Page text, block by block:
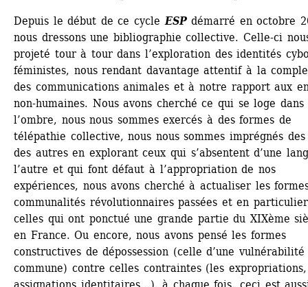
Depuis le début de ce cycle ESPdémarré en octobre
nous dressons une bibliographie collective. Celle-ci
projeté tour à tour dans l’exploration des identités
féministes, nous rendant davantage attentif à la
des communications animales et à notre rapport aux
non-humaines. Nous avons cherché ce qui se loge dans
l’ombre, nous nous sommes exercés à des formes de
télépathie collective, nous nous sommes imprégnés
des autres en explorant ceux qui s’absentent d’une
l’autre et qui font défaut à l’appropriation de nos
expériences, nous avons cherché à actualiser les
communalités révolutionnaires passées et en particulier
celles qui ont ponctué une grande partie du XIXème
en France. Ou encore, nous avons pensé les formes
constructives de dépossession (celle d’une vulnérabilité
commune) contre celles contraintes (les
assignations identitaires...). à chaque fois, ceci est